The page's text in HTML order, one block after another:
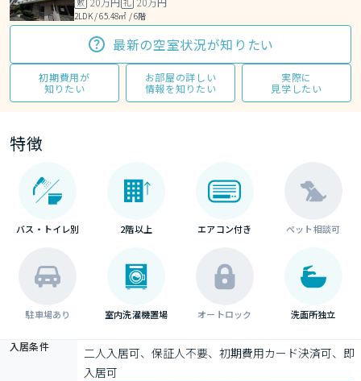
2LDK / 65.48㎡ / 6階
最新の空室状況が知りたい
初期費用が
知りたい
お部屋の詳しい
情報を知りたい
実際に
見学したい
特徴
バス・トイレ別 2階以上 エアコン付き ペット相談可
駐車場あり 室内洗濯機置場 オートロック 洗面所独立
入居条件
二人入居可、保証人不要、初期費用カード決済可、即
入居可